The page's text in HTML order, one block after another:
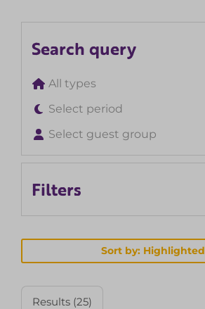
Search query
All types
Select period
Select guest group
Filters
Sort by: Highlighted
Results (25)